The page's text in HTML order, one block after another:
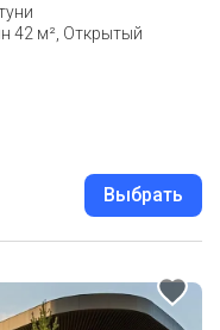
42 м², Открытый
Выбрать